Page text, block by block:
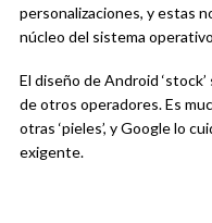
personalizaciones, y estas
núcleo del sistema
El diseño de Android
de otros operadores. Es
otras ‘pieles’, y Google lo
exigente.